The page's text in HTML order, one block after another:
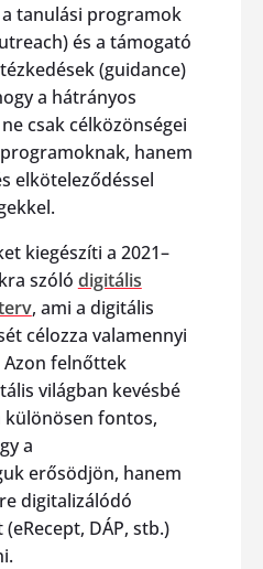
tanulási programok
és a támogató
(guidance)
a hátrányos
csak célközönségei
hanem
elköteleződéssel
kiegészíti a 2021–
szóló digitális
, ami a digitális
célozza valamennyi
felnőttek
világban kevésbé
fontos,
a
erősödjön, hanem
digitalizálódó
DÁP, stb.)